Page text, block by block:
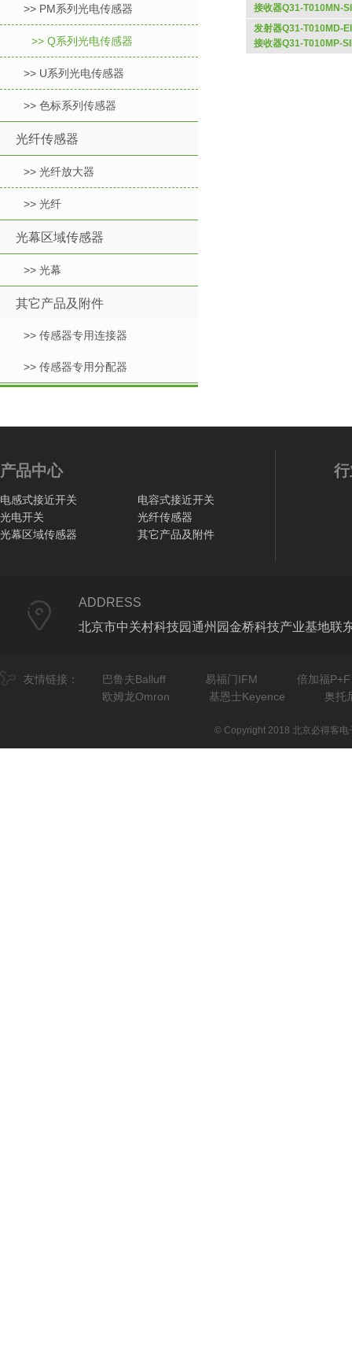
>> PM系列光电传感器
>> Q系列光电传感器
>> U系列光电传感器
>> 色标系列传感器
光纤传感器
>> 光纤放大器
>> 光纤
光幕区域传感器
>> 光幕
其它产品及附件
>> 传感器专用连接器
>> 传感器专用分配器
接收器Q31-T010MN-
发射器Q31-T010MD-
接收器Q31-T010MP-
产品中心
电感式接近开关
电容式接近开关
光电开关
光纤传感器
光幕区域传感器
其它产品及附件
ADDRESS
北京市中关村科技园通州园金桥科技产业基地联
友情链接： 巴鲁夫Balluff 易福门IFM
倍加福P+F
欧姆龙Omron
基恩士Keyence 奥托
© Copyright 2018 北京必得客